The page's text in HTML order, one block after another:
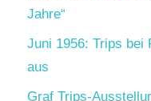
Jahre“
Juni 1956: Trips bei
aus
Graf Trips-